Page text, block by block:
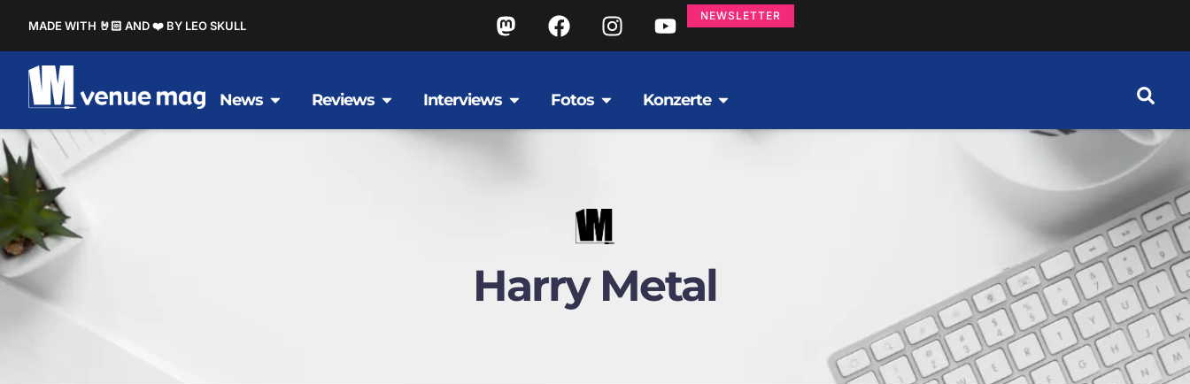
MADE WITH 🤘🏻 AND ❤️ BY LEO SKULL
NEWSLETTER
News Reviews Interviews Fotos Konzerte
Harry Metal